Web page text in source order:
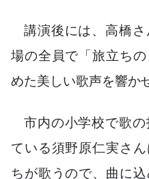
講演後には、高橋
場の全員で「旅立ち
めた美しい歌声を響か
市内の小学校で歌
ている須野原仁実さ
ちが歌うので、曲に